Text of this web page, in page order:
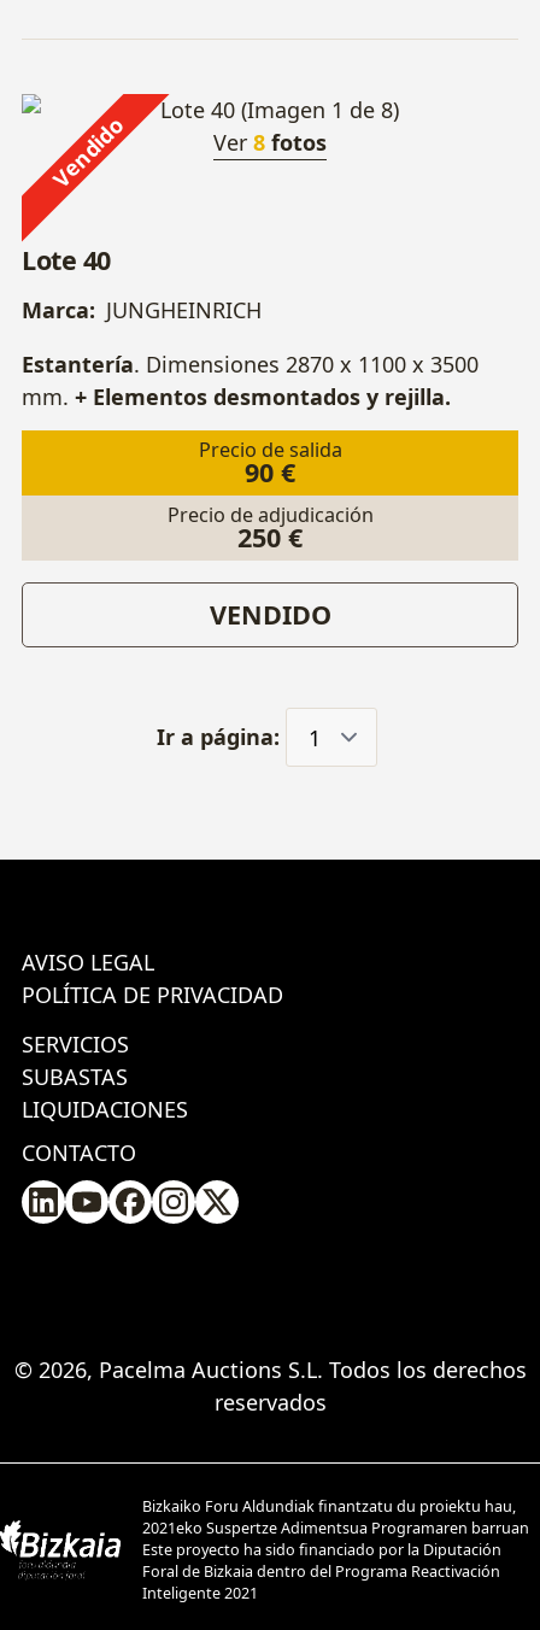
Vendido Ver 8 fotos
Lote 40
Marca: JUNGHEINRICH
Estantería. Dimensiones 2870 x 1100 x 3500
mm. + Elementos desmontados y rejilla.
Precio de salida
90 €
Precio de adjudicación
250 €
VENDIDO
Ir a página:
AVISO LEGAL
POLÍTICA DE PRIVACIDAD
SERVICIOS
SUBASTAS
LIQUIDACIONES
CONTACTO
© 2026, Pacelma Auctions S.L. Todos los derechos
reservados
Bizkaiko Foru Aldundiak finantzatu du proiektu hau,
2021eko Suspertze Adimentsua Programaren barruan
Este proyecto ha sido financiado por la Diputación
Foral de Bizkaia dentro del Programa Reactivación
Inteligente 2021